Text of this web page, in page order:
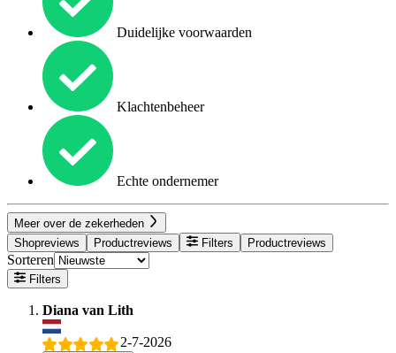
Duidelijke voorwaarden
Klachtenbeheer
Echte ondernemer
Meer over de zekerheden
Shopreviews
Productreviews Filters Productreviews
Sorteren
Filters
Diana van Lith
2-7-2026